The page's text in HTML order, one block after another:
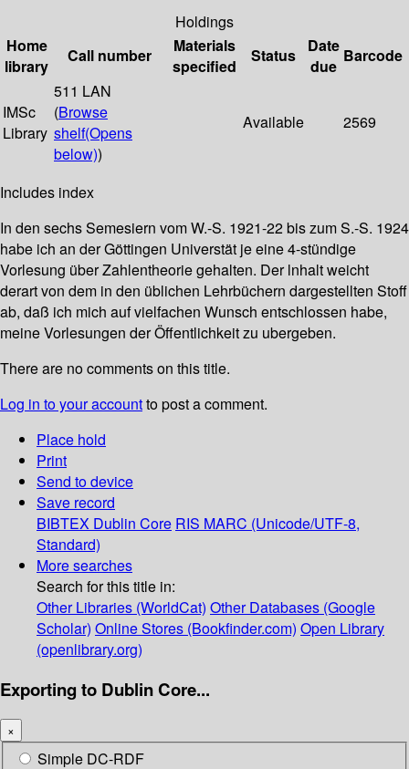
Holdings
Home
library
Call number
Materials
specified
Status
Date
due
Barcode
IMSc
Library
511 LAN
(Browse
shelf(Opens
below))
Available 2569
Includes index
In den sechs Semesiern vom W.-S. 1921-22 bis zum S.-S. 1924
habe ich an der Göttingen Universtät je eine 4-stündige
Vorlesung über Zahlentheorie gehalten. Der lnhalt weicht
derart von dem in den üblichen Lehrbüchern dargestellten Stoff
ab, daß ich mich auf vielfachen Wunsch entschlossen habe,
meine Vorlesungen der Öffentlichkeit zu ubergeben.
There are no comments on this title.
Log in to your accountto post a comment.
Place hold
Print
Send to device
Save record
BIBTEX Dublin Core RIS MARC (Unicode/UTF-8,
Standard)
More searches
Search for this title in:
Other Libraries (WorldCat) Other Databases (Google
Scholar) Online Stores (Bookfinder.com) Open Library
(openlibrary.org)
Exporting to Dublin Core...
×
Simple DC-RDF